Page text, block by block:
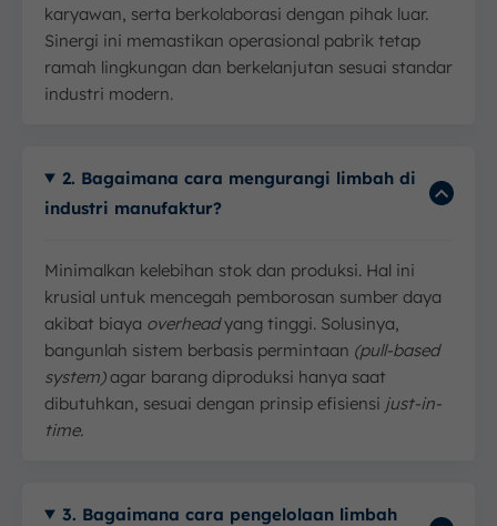
karyawan, serta berkolaborasi dengan pihak luar.
Sinergi ini memastikan operasional pabrik tetap
ramah lingkungan dan berkelanjutan sesuai standar
industri modern.
2. Bagaimana cara mengurangi limbah di
industri manufaktur?
Minimalkan kelebihan stok dan produksi. Hal ini
krusial untuk mencegah pemborosan sumber daya
akibat biaya overheadyang tinggi. Solusinya,
bangunlah sistem berbasis permintaan (pull-based
system)agar barang diproduksi hanya saat
dibutuhkan, sesuai dengan prinsip efisiensi just-in-
time.
3. Bagaimana cara pengelolaan limbah